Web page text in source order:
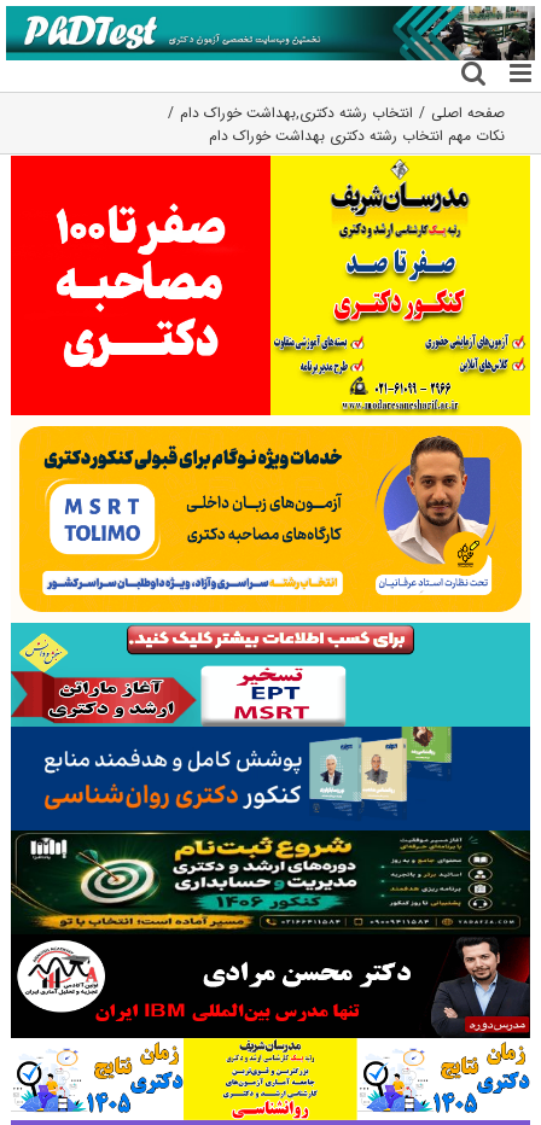
رفتن
به
محتوا
صفحه اصلی انتخاب رشته دکتری,بهداشت خوراک دام
نکات مهم انتخاب رشته دکتری بهداشت خوراک دام